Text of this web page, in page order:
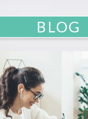
BLOG